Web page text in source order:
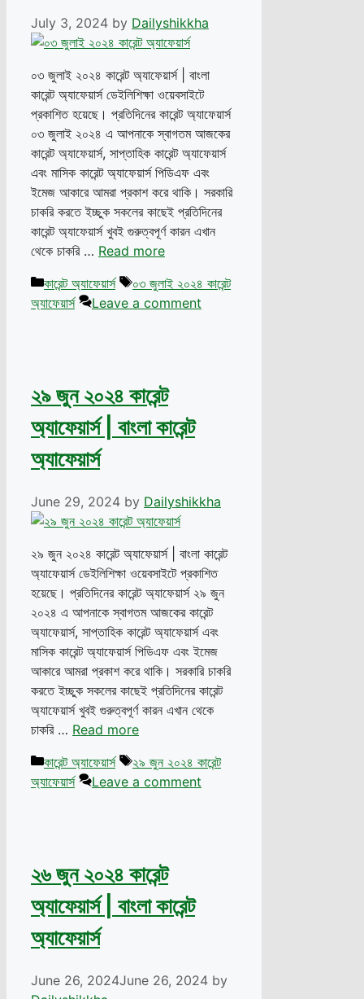
July 3, 2024 by Dailyshikkha
০৩ জুলাই ২০২৪ কারেন্ট অ্যাফেয়ার্স | বাংলা
কারেন্ট অ্যাফেয়ার্স ডেইলিশিক্ষা ওয়েবসাইটে
প্রকাশিত হয়েছে। প্রতিদিনের কারেন্ট অ্যাফেয়ার্স
০৩ জুলাই ২০২৪ এ আপনাকে স্বাগতম আজকের
কারেন্ট অ্যাফেয়ার্স, সাপ্তাহিক কারেন্ট অ্যাফেয়ার্স
এবং মাসিক কারেন্ট অ্যাফেয়ার্স পিডিএফ এবং
ইমেজ আকারে আমরা প্রকাশ করে থাকি। সরকারি
চাকরি করতে ইচ্ছুক সকলের কাছেই প্রতিদিনের
কারেন্ট অ্যাফেয়ার্স খুবই গুরুত্বপূর্ণ কারন এখান
থেকে চাকরি … Read more
Categories
কারেন্ট অ্যাফেয়ার্স Tags
০৩ জুলাই ২০২৪ কারেন্ট
অ্যাফেয়ার্স
Leave a comment
২৯ জুন ২০২৪ কারেন্ট
অ্যাফেয়ার্স | বাংলা কারেন্ট
অ্যাফেয়ার্স
June 29, 2024 by Dailyshikkha
২৯ জুন ২০২৪ কারেন্ট অ্যাফেয়ার্স | বাংলা কারেন্ট
অ্যাফেয়ার্স ডেইলিশিক্ষা ওয়েবসাইটে প্রকাশিত
হয়েছে। প্রতিদিনের কারেন্ট অ্যাফেয়ার্স ২৯ জুন
২০২৪ এ আপনাকে স্বাগতম আজকের কারেন্ট
অ্যাফেয়ার্স, সাপ্তাহিক কারেন্ট অ্যাফেয়ার্স এবং
মাসিক কারেন্ট অ্যাফেয়ার্স পিডিএফ এবং ইমেজ
আকারে আমরা প্রকাশ করে থাকি। সরকারি চাকরি
করতে ইচ্ছুক সকলের কাছেই প্রতিদিনের কারেন্ট
অ্যাফেয়ার্স খুবই গুরুত্বপূর্ণ কারন এখান থেকে
চাকরি … Read more
Categories
কারেন্ট অ্যাফেয়ার্স Tags
২৯ জুন ২০২৪ কারেন্ট
অ্যাফেয়ার্স
Leave a comment
২৬ জুন ২০২৪ কারেন্ট
অ্যাফেয়ার্স | বাংলা কারেন্ট
অ্যাফেয়ার্স
June 26, 2024June 26, 2024 by